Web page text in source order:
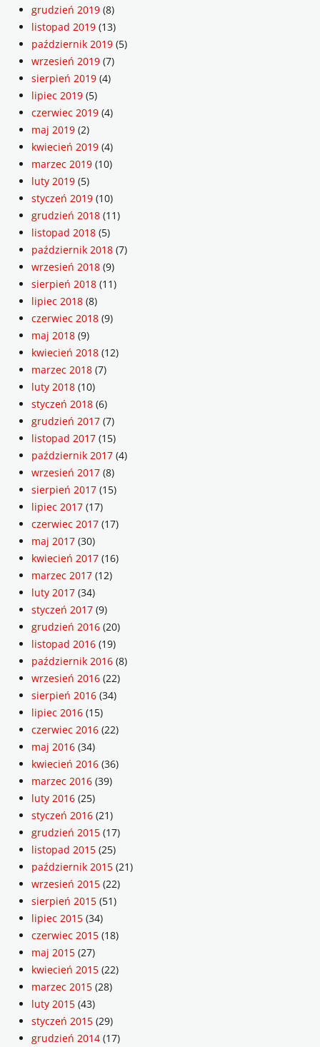
grudzień 2019 (8)
listopad 2019 (13)
październik 2019 (5)
wrzesień 2019 (7)
sierpień 2019 (4)
lipiec 2019 (5)
czerwiec 2019 (4)
maj 2019 (2)
kwiecień 2019 (4)
marzec 2019 (10)
luty 2019 (5)
styczeń 2019 (10)
grudzień 2018 (11)
listopad 2018 (5)
październik 2018 (7)
wrzesień 2018 (9)
sierpień 2018 (11)
lipiec 2018 (8)
czerwiec 2018 (9)
maj 2018 (9)
kwiecień 2018 (12)
marzec 2018 (7)
luty 2018 (10)
styczeń 2018 (6)
grudzień 2017 (7)
listopad 2017 (15)
październik 2017 (4)
wrzesień 2017 (8)
sierpień 2017 (15)
lipiec 2017 (17)
czerwiec 2017 (17)
maj 2017 (30)
kwiecień 2017 (16)
marzec 2017 (12)
luty 2017 (34)
styczeń 2017 (9)
grudzień 2016 (20)
listopad 2016 (19)
październik 2016 (8)
wrzesień 2016 (22)
sierpień 2016 (34)
lipiec 2016 (15)
czerwiec 2016 (22)
maj 2016 (34)
kwiecień 2016 (36)
marzec 2016 (39)
luty 2016 (25)
styczeń 2016 (21)
grudzień 2015 (17)
listopad 2015 (25)
październik 2015 (21)
wrzesień 2015 (22)
sierpień 2015 (51)
lipiec 2015 (34)
czerwiec 2015 (18)
maj 2015 (27)
kwiecień 2015 (22)
marzec 2015 (28)
luty 2015 (43)
styczeń 2015 (29)
grudzień 2014 (17)